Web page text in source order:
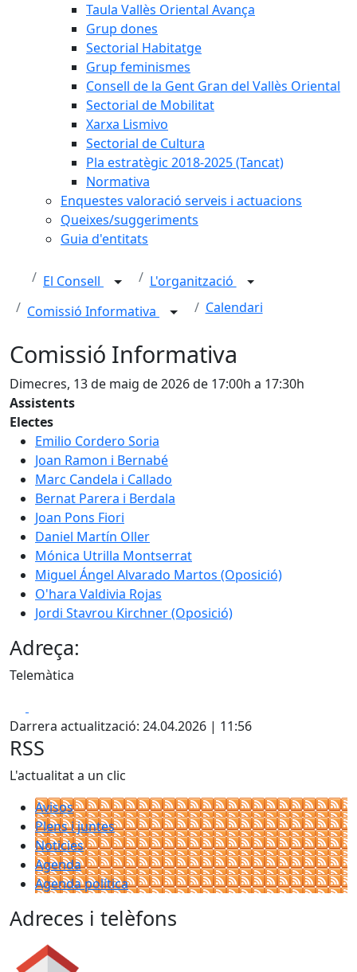
Taula Vallès Oriental Avança
Grup dones
Sectorial Habitatge
Grup feminismes
Consell de la Gent Gran del Vallès Oriental
Sectorial de Mobilitat
Xarxa Lismivo
Sectorial de Cultura
Pla estratègic 2018-2025 (Tancat)
Normativa
Enquestes valoració serveis i actuacions
Queixes/suggeriments
Guia d'entitats
El Consell
L'organització
Comissió Informativa
Calendari
Comissió Informativa
Dimecres, 13 de maig de 2026 de 17:00h a 17:30h
Assistents
Electes
Emilio Cordero Soria
Joan Ramon i Bernabé
Marc Candela i Callado
Bernat Parera i Berdala
Joan Pons Fiori
Daniel Martín Oller
Mónica Utrilla Montserrat
Miguel Ángel Alvarado Martos (Oposició)
O'hara Valdivia Rojas
Jordi Stavrou Kirchner (Oposició)
Adreça:
Telemàtica
Darrera actualització: 24.04.2026 | 11:56
RSS
L'actualitat a un clic
Avisos
Plens i juntes
Noticies
Agenda
Agenda política
Adreces i telèfons